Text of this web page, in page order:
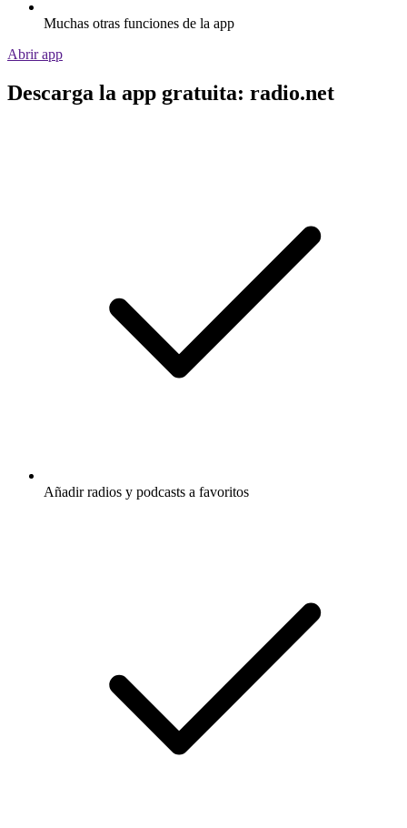
Muchas otras funciones de la app
Abrir app
Descarga la app gratuita: radio.net
Añadir radios y podcasts a favoritos